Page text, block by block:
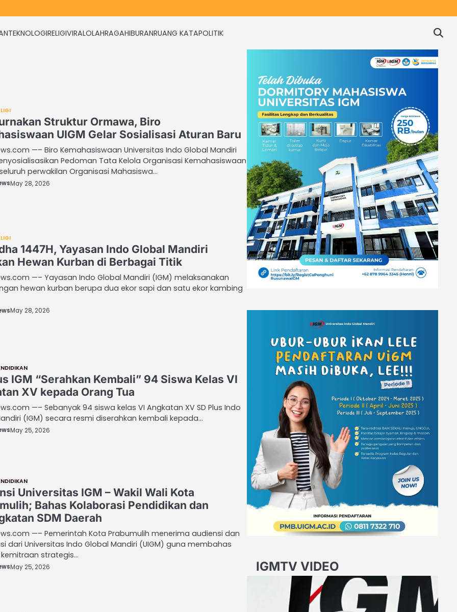
TEKNOLOGIRELIGIVIRALOLAHRAGAHIBURANRUANG KATAPOLITIK
Struktur Ormawa, Biro
UIGM Gelar Sosialisasi Aturan Baru
—– Biro Kemahasiswaan Universitas Indo Global Mandiri
Pedoman Tata Kelola Organisasi Kemahasiswaan
perwakilan Organisasi Mahasiswa…
May 28, 2026
1447H, Yayasan Indo Global Mandiri
Hewan Kurban di Berbagai Titik
—– Yayasan Indo Global Mandiri (IGM) melaksanakan
hewan kurban berupa dua ekor sapi dan satu ekor kambing
May 28, 2026
IGM “Serahkan Kembali” 94 Siswa Kelas VI
XV kepada Orang Tua
—– Sebanyak 94 siswa kelas VI Angkatan XV SD Plus Indo
(IGM) secara resmi diserahkan kembali kepada…
May 25, 2026
Universitas IGM – Wakil Wali Kota
Bahas Kolaborasi Pendidikan dan
SDM Daerah
—– Pemerintah Kota Prabumulih menerima audiensi dan
dari Universitas Indo Global Mandiri (UIGM) guna membahas
strategis…
May 25, 2026 IGMTV VIDEO